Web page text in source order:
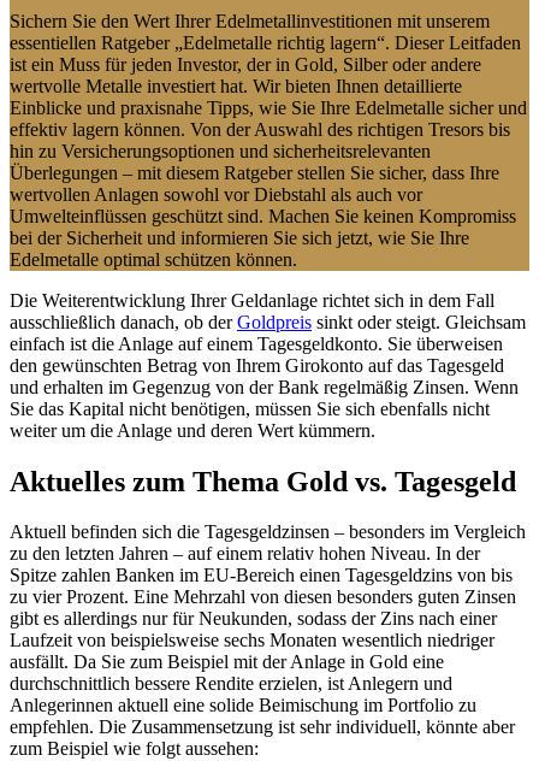
Sichern Sie den Wert Ihrer Edelmetallinvestitionen mit unserem
essentiellen Ratgeber „Edelmetalle richtig lagern“. Dieser Leitfaden
ist ein Muss für jeden Investor, der in Gold, Silber oder andere
wertvolle Metalle investiert hat. Wir bieten Ihnen detaillierte
Einblicke und praxisnahe Tipps, wie Sie Ihre Edelmetalle sicher und
effektiv lagern können. Von der Auswahl des richtigen Tresors bis
hin zu Versicherungsoptionen und sicherheitsrelevanten
Überlegungen – mit diesem Ratgeber stellen Sie sicher, dass Ihre
wertvollen Anlagen sowohl vor Diebstahl als auch vor
Umwelteinflüssen geschützt sind. Machen Sie keinen Kompromiss
bei der Sicherheit und informieren Sie sich jetzt, wie Sie Ihre
Edelmetalle optimal schützen können.
Die Weiterentwicklung Ihrer Geldanlage richtet sich in dem Fall
ausschließlich danach, ob derGoldpreis sinkt oder steigt. Gleichsam
einfach ist die Anlage auf einem Tagesgeldkonto. Sie überweisen
den gewünschten Betrag von Ihrem Girokonto auf das Tagesgeld
und erhalten im Gegenzug von der Bank regelmäßig Zinsen. Wenn
Sie das Kapital nicht benötigen, müssen Sie sich ebenfalls nicht
weiter um die Anlage und deren Wert kümmern.
Aktuelles zum Thema Gold vs. Tagesgeld
Aktuell befinden sich die Tagesgeldzinsen – besonders im Vergleich
zu den letzten Jahren – auf einem relativ hohen Niveau. In der
Spitze zahlen Banken im EU-Bereich einen Tagesgeldzins von bis
zu vier Prozent. Eine Mehrzahl von diesen besonders guten Zinsen
gibt es allerdings nur für Neukunden, sodass der Zins nach einer
Laufzeit von beispielsweise sechs Monaten wesentlich niedriger
ausfällt. Da Sie zum Beispiel mit der Anlage in Gold eine
durchschnittlich bessere Rendite erzielen, ist Anlegern und
Anlegerinnen aktuell eine solide Beimischung im Portfolio zu
empfehlen. Die Zusammensetzung ist sehr individuell, könnte aber
zum Beispiel wie folgt aussehen: